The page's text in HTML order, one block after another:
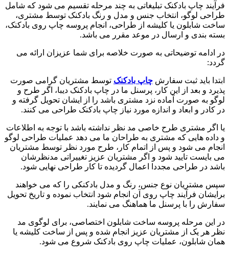
فرآیند چاپ بادکنک تبلیغاتی به چند مرحله تقسیم می شود که شامل
طراحی لوگو، انتخاب جنس و مدل و رنگ بادکنک توسط مشتری،
ساخت شابلون یا کلیشه از طراحی، انجام پروسه چاپ روی بادکنک،
بسته بندی و ارسال در موعد مقرر می باشد.
در ادامه توضیحاتی به صورت خلاصه برای شما عزیزان ارائه می
گردد:
ابتدا باید ثبت سفارش چاپ بادکنک توسط مشتریان گرامی صورت
پذیرد و بعد از این کار، پرسنل ما در چاپ بادکنک دیبا، اگر طرح و
لوگو به صورت آماده نزد مشتری باشد را از ایشان تحویل گرفته و
در کادر و ابعاد و اندازه مورد نیاز چاپ بادکنک طراحی می کنند.
یا اگر مشتری طرح خاصی مد نظر نداشته باشد با توجه به اطلاعات
و داده هایی که مشتری به طراحان ما می دهد عملیات طراحی لوگو
انجام می شود و پس از اتمام کار، طرح مورد نظر توسط مشتریان
می بایست تایید شود و اگر مشتریان عزیز تغییراتی مدنظرشان
باشد در طراحی مجددا اعمال گردیده تا کار طراحی نهایی شود.
سپس مشتریان نوع جنس، رنگ و مدل بادکنکی را که می خواهند
برایشان فرآیند چاپ روی آن انجام شود انتخاب نموده و تاریخ تحویل
سفارش را با پرسنل ما هماهنگ می نمایند.
در این مرحله پروسه ساخت شابلون اختصاصی، برای لوگوی مد
نظر هر یک از مشتریان عزیز انجام شده و پس از ساخت کلیشه یا
همان شابلون، عملیات چاپ روی بادکنک شروع می شود.